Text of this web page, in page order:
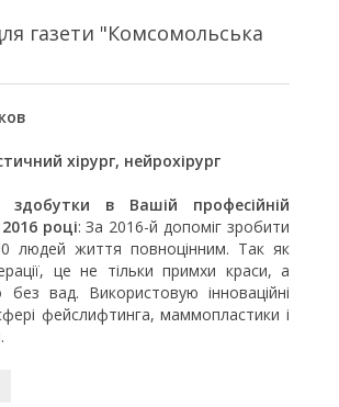
газети "Комсомольська
хірург, нейрохірург
здобутки в Вашій професійній
році: За 2016-й допоміг зробити
людей життя повноцінним. Так як
це не тільки примхи краси, а
без вад. Використовую інноваційні
фейслифтинга, маммопластики і